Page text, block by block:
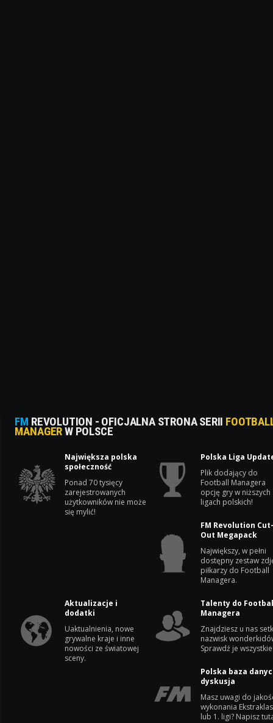
FM REVOLUTION - OFICJALNA STRONA SERII
MANAGERW POLSCE
Największa polska
społeczność
Ponad 70 tysięcy
zarejestrowanych
użytkowników nie może
się mylić!
Polska Liga
Plik dodający do
Football Managera
opcję gry w niższych
ligach polskich!
FM Revolution
Out Megapack
Największy, w pełni
dostępny zestaw
piłkarzy do Football
Managera.
Aktualizacje i
dodatki
Uaktualnienia, nowe
grywalne kraje i inne
nowości ze światowej
sceny.
Talenty do
Managera
Znajdziesz u nas
nazwisk
Sprawdź je
Polska baza
dyskusja
Masz uwagi do
wykonania
lub 1. ligi? Napisz